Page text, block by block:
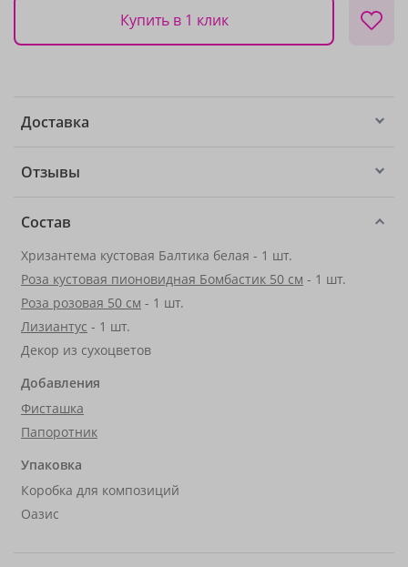
Купить в 1 клик
Доставка
Отзывы
Состав
Хризантема кустовая Балтика белая - 1 шт.
Роза кустовая пионовидная Бомбастик 50 см - 1 шт.
Роза розовая 50 см - 1 шт.
Лизиантус - 1 шт.
Декор из сухоцветов
Добавления
Фисташка
Папоротник
Упаковка
Коробка для композиций
Оазис